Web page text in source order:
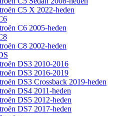
C5 X 2022-heden
C6 2005-heden
C8 2002-heden
DS3 2010-2016
DS3 2016-2019
DS3 Crossback 2019-heden
DS4 2011-heden
DS5 2012-heden
DS7 2017-heden